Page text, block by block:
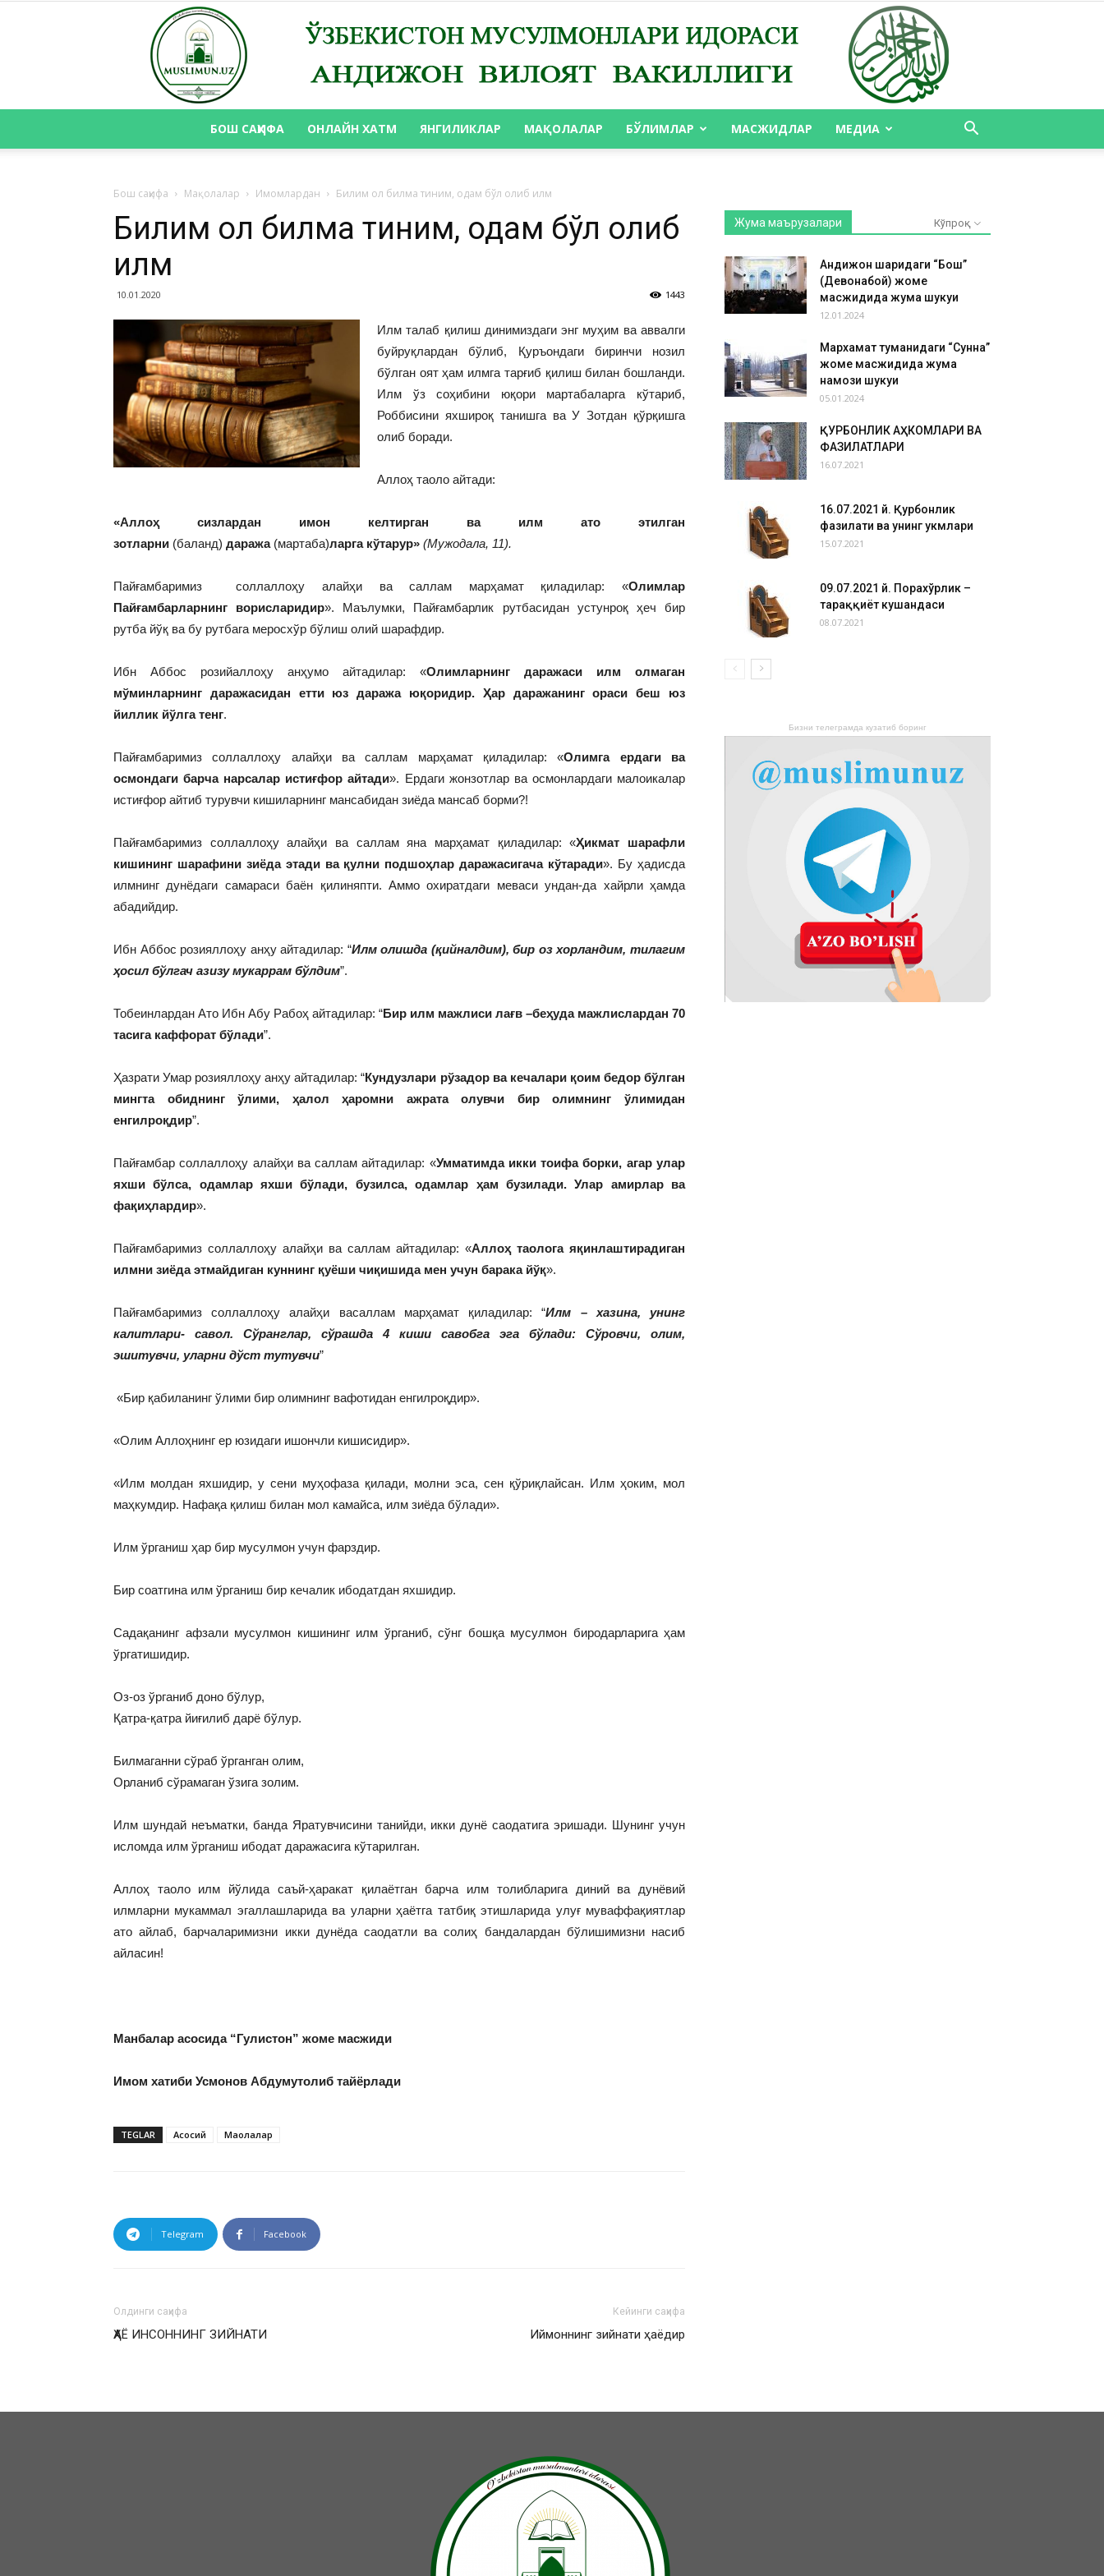
ВАКИЛЛИГИ
БОШ САҲИФА ОНЛАЙН ХАТМ ЯНГИЛИКЛАР МАҚОЛАЛАР БЎЛИМЛАР МАСЖИДЛАР МЕДИА
Бош саҳифа Мақолалар Имомлардан Билим ол билма тиним, одам бўл олиб илм
Билим ол билма тиним, одам бўл олиб
илм
10.01.2020 1443
Илм талаб қилиш динимиздаги энг муҳим ва аввалги
буйруқлардан бўлиб, Қуръондаги биринчи нозил
бўлган оят ҳам илмга тарғиб қилиш билан бошланди.
Илм ўз соҳибини юқори мартабаларга кўтариб,
Роббисини яхшироқ танишга ва У Зотдан қўрқишга
олиб боради.
Аллоҳ таоло айтади:
«Аллоҳ сизлардан имон келтирган ва илм ато этилган
зотларни (баланд) даража (мартаба)ларга кўтарур» (Мужодала, 11).
Пайғамбаримиз соллаллоҳу алайҳи ва саллам марҳамат қиладилар: «Олимлар
Пайғамбарларнинг ворисларидир». Маълумки, Пайғамбарлик рутбасидан устунроқ ҳеч бир
рутба йўқ ва бу рутбага меросхўр бўлиш олий шарафдир.
Ибн Аббос розийаллоҳу анҳумо айтадилар: «Олимларнинг даражаси илм олмаган
мўминларнинг даражасидан етти юз даража юқоридир. Ҳар даражанинг ораси беш юз
йиллик йўлга тенг.
Пайғамбаримиз соллаллоҳу алайҳи ва саллам марҳамат қиладилар: «Олимга ердаги ва
осмондаги барча нарсалар истиғфор айтади». Ердаги жонзотлар ва осмонлардаги малоикалар
истиғфор айтиб турувчи кишиларнинг мансабидан зиёда мансаб борми?!
Пайғамбаримиз соллаллоҳу алайҳи ва саллам яна марҳамат қиладилар: «Ҳикмат шарафли
кишининг шарафини зиёда этади ва қулни подшоҳлар даражасигача кўтаради». Бу ҳадисда
илмнинг дунёдаги самараси баён қилиняпти. Аммо охиратдаги меваси ундан-да хайрли ҳамда
абадийдир.
Ибн Аббос розияллоҳу анҳу айтадилар: “Илм олишда (қийналдим), бир оз хорландим, тилагим
ҳосил бўлгач азизу мукаррам бўлдим”.
Тобеинлардан Ато Ибн Абу Рабоҳ айтадилар: “Бир илм мажлиси лағв –беҳуда мажлислардан 70
тасига каффорат бўлади”.
Ҳазрати Умар розияллоҳу анҳу айтадилар: “Кундузлари рўзадор ва кечалари қоим бедор бўлган
мингта обиднинг ўлими, ҳалол ҳаромни ажрата олувчи бир олимнинг ўлимидан
енгилроқдир”.
Пайғамбар соллаллоҳу алайҳи ва саллам айтадилар: «Умматимда икки тоифа борки, агар улар
яхши бўлса, одамлар яхши бўлади, бузилса, одамлар ҳам бузилади. Улар амирлар ва
фақиҳлардир».
Пайғамбаримиз соллаллоҳу алайҳи ва саллам айтадилар: «Аллоҳ таолога яқинлаштирадиган
илмни зиёда этмайдиган куннинг қуёши чиқишида мен учун барака йўқ».
Пайғамбаримиз соллаллоҳу алайҳи васаллам марҳамат қиладилар: “Илм – хазина, унинг
калитлари- савол. Сўранглар, сўрашда 4 киши савобга эга бўлади: Сўровчи, олим,
эшитувчи, уларни дўст тутувчи”
«Бир қабиланинг ўлими бир олимнинг вафотидан енгилроқдир».
«Олим Аллоҳнинг ер юзидаги ишончли кишисидир».
«Илм молдан яхшидир, у сени муҳофаза қилади, молни эса, сен қўриқлайсан. Илм ҳоким, мол
маҳкумдир. Нафақа қилиш билан мол камайса, илм зиёда бўлади».
Илм ўрганиш ҳар бир мусулмон учун фарздир.
Бир соатгина илм ўрганиш бир кечалик ибодатдан яхшидир.
Садақанинг афзали мусулмон кишининг илм ўрганиб, сўнг бошқа мусулмон биродарларига ҳам
ўргатишидир.
Оз-оз ўрганиб доно бўлур,
Қатра-қатра йиғилиб дарё бўлур.
Билмаганни сўраб ўрганган олим,
Орланиб сўрамаган ўзига золим.
Илм шундай неъматки, банда Яратувчисини танийди, икки дунё саодатига эришади. Шунинг учун
исломда илм ўрганиш ибодат даражасига кўтарилган.
Аллоҳ таоло илм йўлида саъй-ҳаракат қилаётган барча илм толибларига диний ва дунёвий
илмларни мукаммал эгаллашларида ва уларни ҳаётга татбиқ этишларида улуғ муваффақиятлар
ато айлаб, барчаларимизни икки дунёда саодатли ва солиҳ бандалардан бўлишимизни насиб
айласин!
Манбалар асосида “Гулистон” жоме масжиди
Имом хатиби Усмонов Абдумутолиб тайёрлади
TEGLAR Асосий Мақолалар
Telegram Facebook
Олдинги саҳифа
ҲАЁ ИНСОННИНГ ЗИЙНАТИ
Кейинги саҳифа
Иймоннинг зийнати ҳаёдир
Жума маърузалари Кўпроқ
Андижон шаҳридаги “Бош”
(Девонабой) жоме
масжидида жума шукуҳи
12.01.2024
Мархамат туманидаги “Сунна”
жоме масжидида жума
намози шукуҳи
05.01.2024
ҚУРБОНЛИК АҲКОМЛАРИ ВА
ФАЗИЛАТЛАРИ
16.07.2021
16.07.2021 й. Қурбонлик
фазилати ва унинг ҳукмлари
15.07.2021
09.07.2021 й. Порахўрлик –
тараққиёт кушандаси
08.07.2021
Бизни телеграмда кузатиб боринг